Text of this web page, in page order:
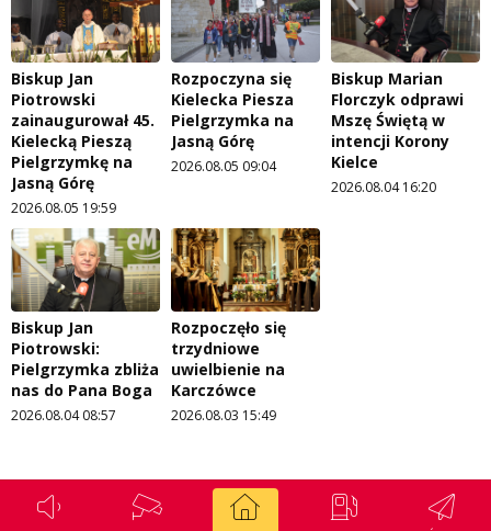
Biskup Jan
Piotrowski
zainaugurował 45.
Kielecką Pieszą
Pielgrzymkę na
Jasną Górę
2026.08.05 19:59
Rozpoczyna się
Kielecka Piesza
Pielgrzymka na
Jasną Górę
2026.08.05 09:04
Biskup Marian
Florczyk odprawi
Mszę Świętą w
intencji Korony
Kielce
2026.08.04 16:20
Biskup Jan
Piotrowski:
Pielgrzymka zbliża
nas do Pana Boga
2026.08.04 08:57
Rozpoczęło się
trzydniowe
uwielbienie na
Karczówce
2026.08.03 15:49